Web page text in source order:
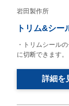
岩田製作所
トリム&シ
・トリムシール
に切断できます。
詳細を